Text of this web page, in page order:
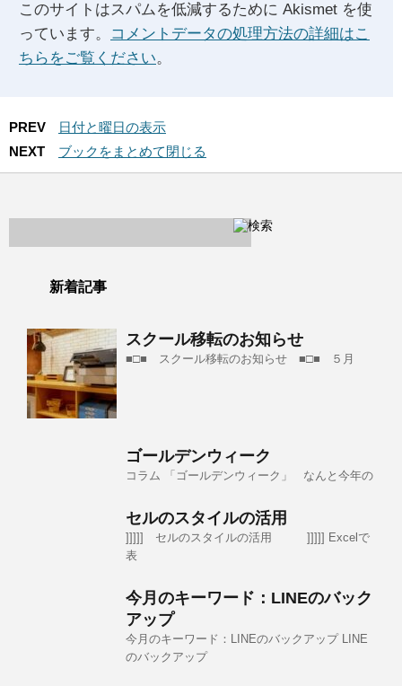
このサイトはスパムを低減するために Akismet を使
っています。
コメントデータの処理方法の詳細はこ
ちらをご覧ください。
PREV
日付と曜日の表示
NEXT
ブックをまとめて閉じる
新着記事
スクール移転のお知らせ
■□■ スクール移転のお知らせ ■□■ ５月
ゴールデンウィーク
コラム 「ゴールデンウィーク」 なんと今年の
セルのスタイルの活用
]]]]] セルのスタイルの活用 ]]]]] Excelで
表
今月のキーワード：LINEのバック
アップ
今月のキーワード：LINEのバックアップ LINE
のバックアップ